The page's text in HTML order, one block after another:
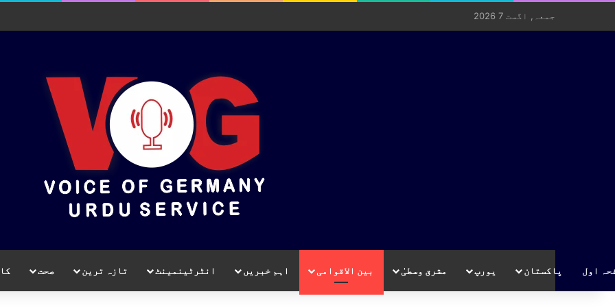
جمعہ, اگست 7 2026
اول پاکستان یورپ مشرق وسطیٰ بین الاقوامی اہم خبریں انٹرٹینمینٹ تازہ ترین صحت